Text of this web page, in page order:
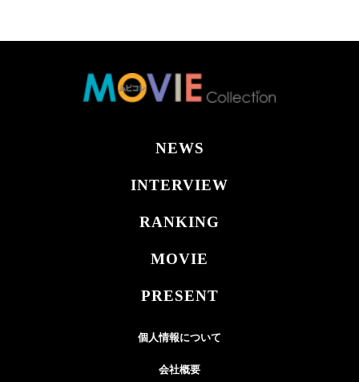
NEWS
INTERVIEW
RANKING
MOVIE
PRESENT
個人情報について
会社概要